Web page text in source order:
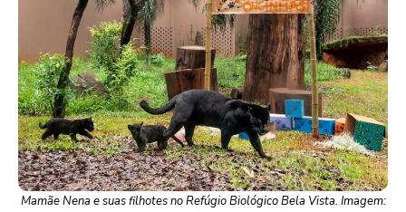
Mamãe Nena e suas filhotes no Refúgio Biológico Bela Vista. Imagem: